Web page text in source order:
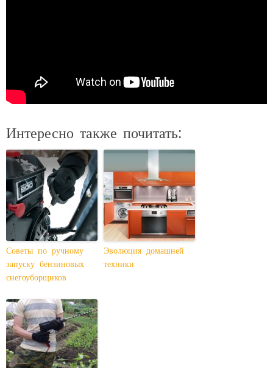
Интересно также почитать:
Советы по ручному
запуску бензиновых
снегоуборщиков
Эволюция домашней
техники